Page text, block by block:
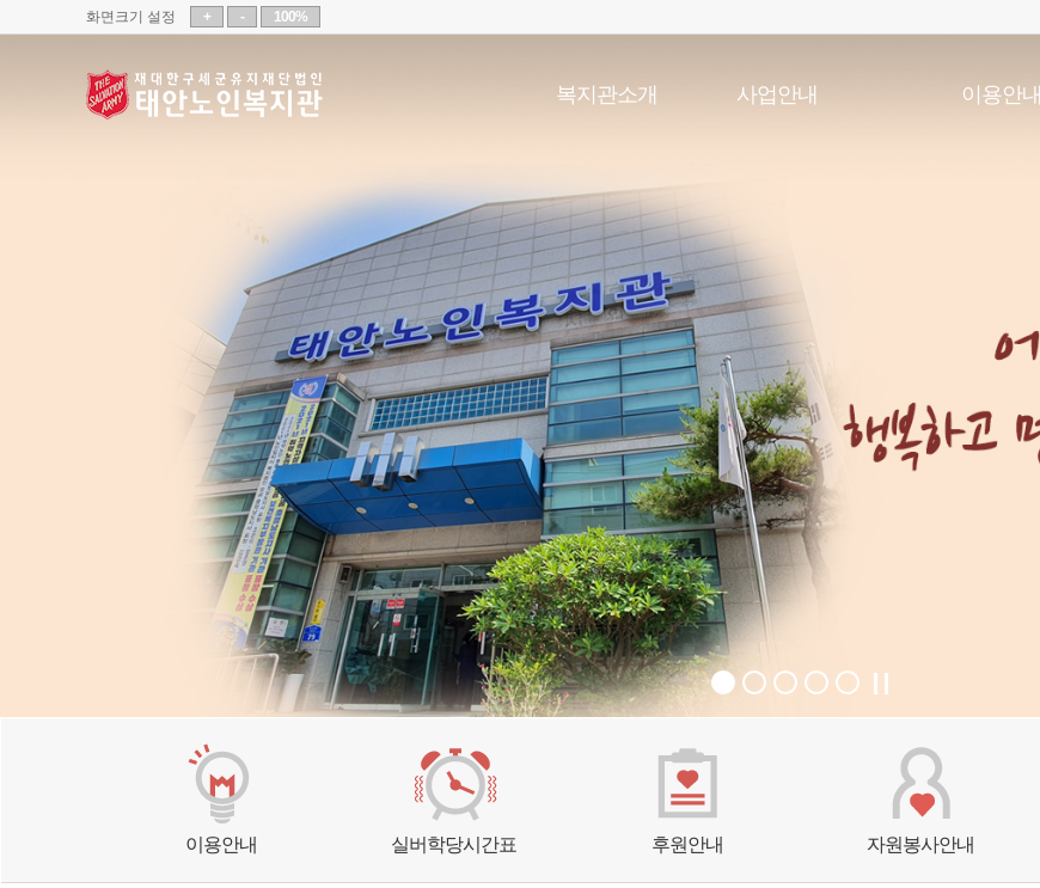
화면크기 설정 + - 100%
복지관소개
기관개요
기관연혁
조직및직원현황
찾아오시는길
사업안내
저소득 재가노인 식사배달사업
지역자원개발사업
사회참여 및 권익증진사업
노인일자리 및 사회활동지원사업
노인맞춤돌봄서비스
응급안전안심서비스
이용안내
이용안내 실버학당시간표 후원안내 자원봉사안내